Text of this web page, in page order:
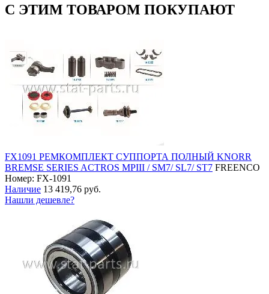
С ЭТИМ ТОВАРОМ ПОКУПАЮТ
FX1091 РЕМКОМПЛЕКТ СУППОРТА ПОЛНЫЙ KNORR
BREMSE SERIES ACTROS MPIII / SM7/ SL7/ ST7 FREENCO
Номер: FX-1091
Наличие 13 419,76 руб.
Нашли дешевле?